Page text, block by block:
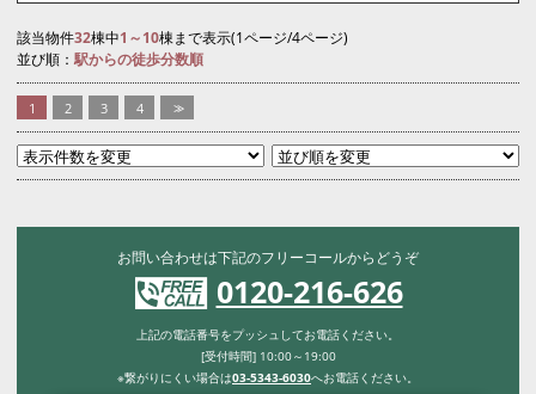
該当物件32棟中1～10棟まで表示(1ページ/4ページ)
並び順：駅からの徒歩分数順
1 2 3 4 >>
お問い合わせは下記のフリーコールからどうぞ
0120-216-626
上記の電話番号をプッシュしてお電話ください。
[受付時間] 10:00～19:00
※繋がりにくい場合は03-5343-6030へお電話ください。